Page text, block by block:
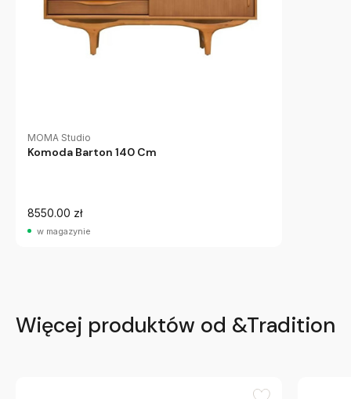
MOMA Studio
Komoda Barton 140 Cm
8550.00 zł
w magazynie
Więcej produktów od &Tradition